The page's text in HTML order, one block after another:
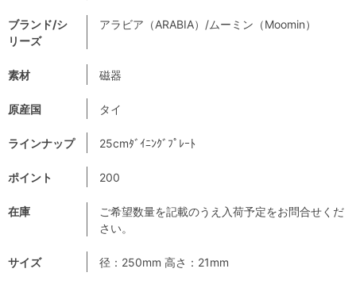
ブランド/シ
リーズ
アラビア（ARABIA）/ムーミン（Moomin）
素材 磁器
原産国 タイ
ラインナップ 25cmﾀﾞｲﾆﾝｸﾞﾌﾟﾚｰﾄ
ポイント 200
在庫
ご希望数量を記載のうえ入荷予定をお問合せくだ
さい。
サイズ 径：250mm 高さ：21mm